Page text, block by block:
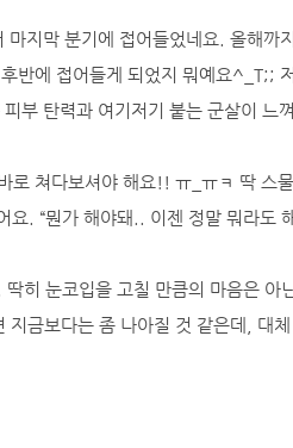
지막 분기에 접어들었네요. 올해까
반에 접어들게 되었지 뭐예요^_T;;
부 탄력과 여기저기 붙는 군살이 느
로 쳐다보셔야 해요!! ㅠ_ㅠㅋ 딱 스
요. “뭔가 해야돼.. 이젠 정말 뭐라도
히 눈코입을 고칠 만큼의 마음은 아
금보다는 좀 나아질 것 같은데, 대